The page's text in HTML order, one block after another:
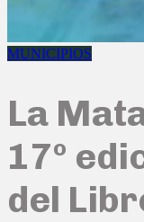
MUNICIPIOS
La
17º
del